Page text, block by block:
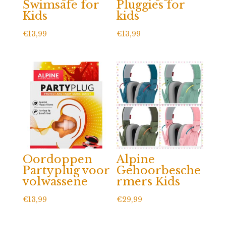
Swimsafe for
Kids
€13,99
Pluggies for
kids
€13,99
Oordoppen
Partyplug voor
volwassene
€13,99
Alpine
Gehoorbesche
rmers Kids
€29,99